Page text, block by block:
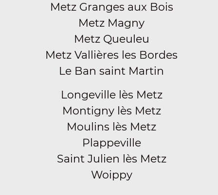
Metz Granges aux Bois
Metz Magny
Metz Queuleu
Metz Vallières les Bordes
Le Ban saint Martin
Longeville lès Metz
Montigny lès Metz
Moulins lès Metz
Plappeville
Saint Julien lès Metz
Woippy